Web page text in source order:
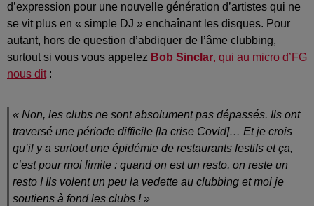
d’expression pour une nouvelle génération d’artistes qui ne
se vit plus en « simple DJ » enchaînant les disques. Pour
autant, hors de question d’abdiquer de l’âme clubbing,
surtout si vous vous appelez Bob Sinclar, qui au micro d’FG
nous dit:
« Non, les clubs ne sont absolument pas dépassés. Ils ont
traversé une période difficile [la crise Covid]… Et je crois
qu’il y a surtout une épidémie de restaurants festifs et ça,
c’est pour moi limite : quand on est un resto, on reste un
resto ! Ils volent un peu la vedette au clubbing et moi je
soutiens à fond les clubs !»